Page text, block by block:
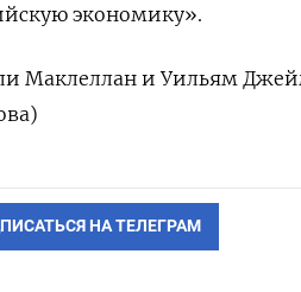
экономику».
Маклеллан и Уильям
НА ТЕЛЕГРАМ